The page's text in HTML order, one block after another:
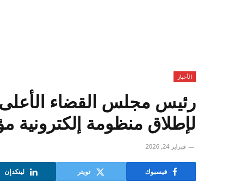
الأخبار
رئيس مجلس القضاء
لإطلاق منظومة إلكترونية
فبراير 24, 2026
فيسبوك تويتر لينكدإن